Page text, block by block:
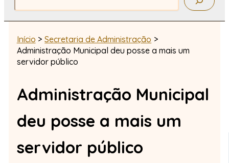
Início
Secretaria de Administração
Administração Municipal deu posse a mais um
servidor público
Administração Municipal
deu posse a mais um
servidor público